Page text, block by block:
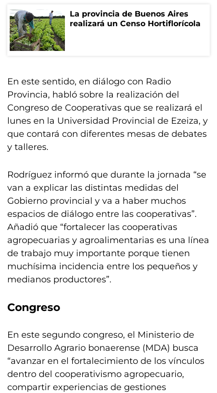
La provincia de Buenos Aires
realizará un Censo Hortiflorícola
En este sentido, en diálogo con Radio
Provincia, habló sobre la realización del
Congreso de Cooperativas que se realizará el
lunes en la Universidad Provincial de Ezeiza, y
que contará con diferentes mesas de debates
y talleres.
Rodríguez informó que durante la jornada “se
van a explicar las distintas medidas del
Gobierno provincial y va a haber muchos
espacios de diálogo entre las cooperativas”.
Añadió que “fortalecer las cooperativas
agropecuarias y agroalimentarias es una línea
de trabajo muy importante porque tienen
muchísima incidencia entre los pequeños y
medianos productores”.
Congreso
En este segundo congreso, el Ministerio de
Desarrollo Agrario bonaerense (MDA) busca
“avanzar en el fortalecimiento de los vínculos
dentro del cooperativismo agropecuario,
compartir experiencias de gestiones